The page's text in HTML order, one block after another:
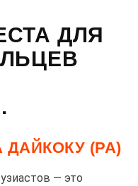
ДЛЯ
(PA)
— это